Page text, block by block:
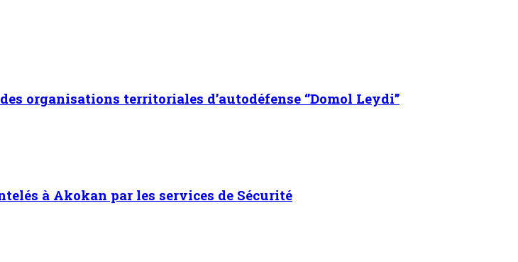
organisations territoriales d’autodéfense ‘’Domol Leydi’’
à Akokan par les services de Sécurité